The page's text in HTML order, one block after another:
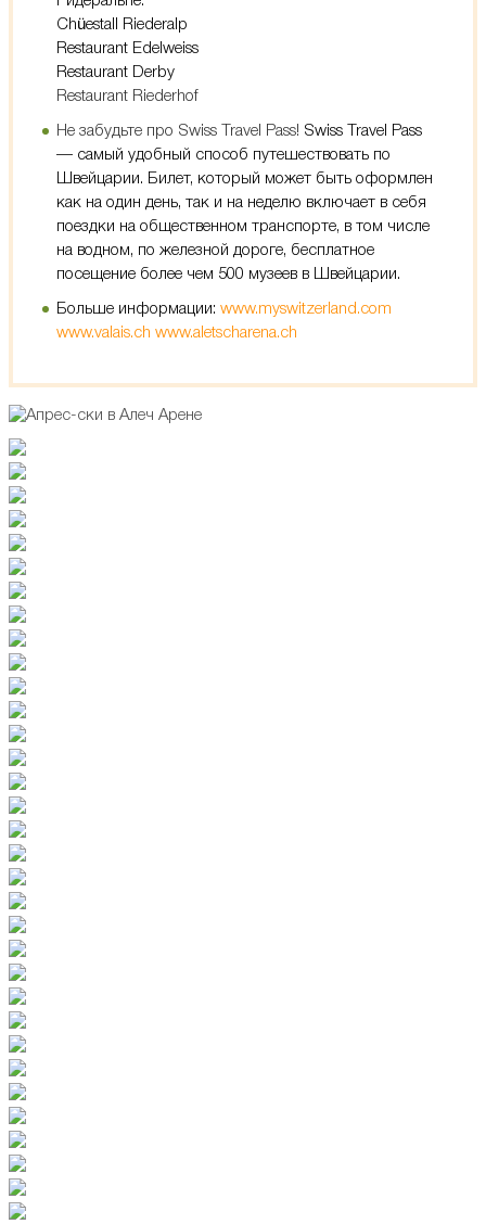
Chüestall Riederalp
Restaurant Edelweiss
Restaurant Derby
Restaurant Riederhof
Не забудьте про Swiss Travel Pass! Swiss Travel Pass
— самый удобный способ путешествовать по
Швейцарии. Билет, который может быть оформлен
как на один день, так и на неделю включает в себя
поездки на общественном транспорте, в том числе
на водном, по железной дороге, бесплатное
посещение более чем 500 музеев в Швейцарии.
Больше информации: www.myswitzerland.com
www.valais.ch www.aletscharena.ch